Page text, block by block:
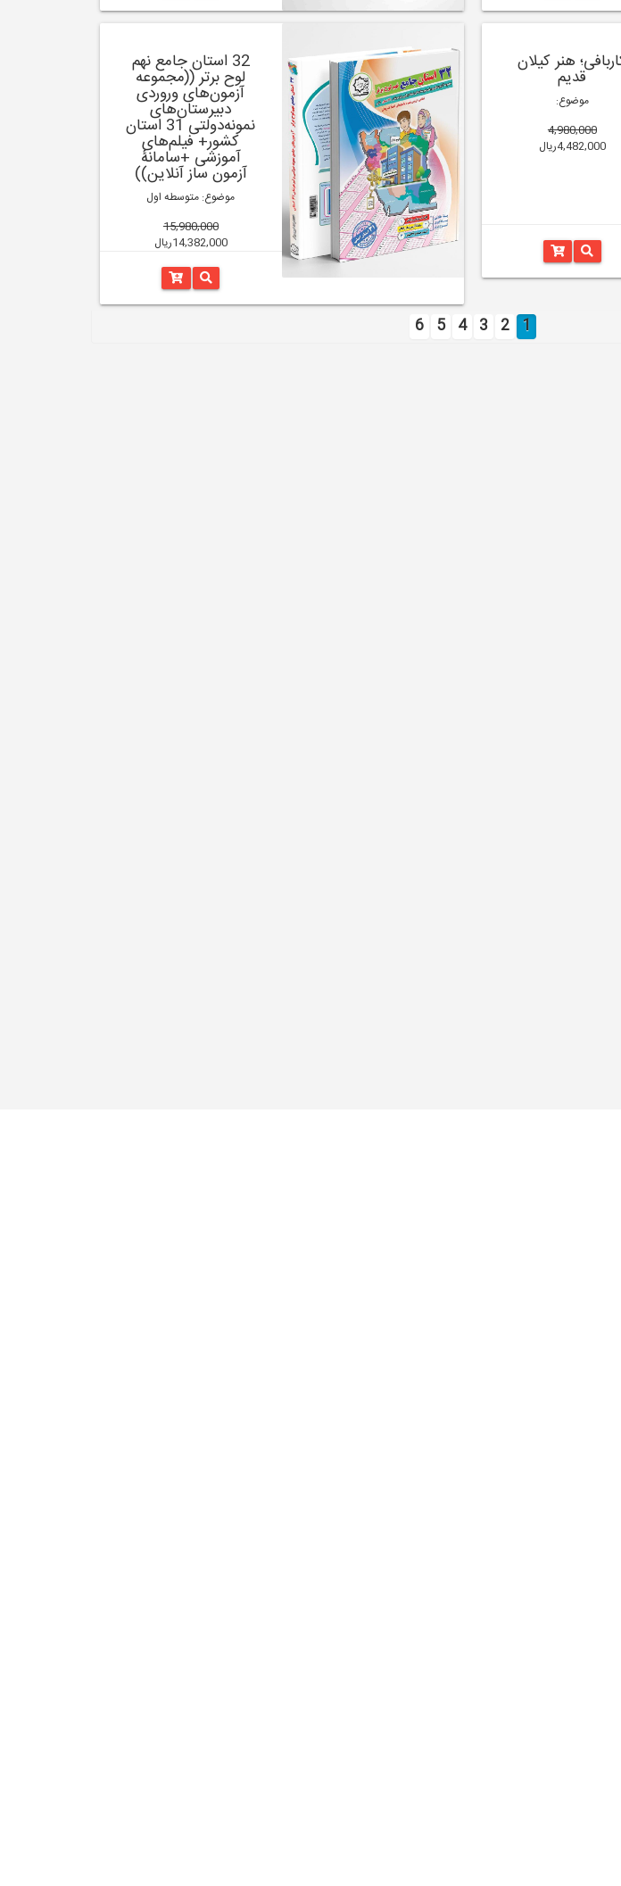
هنر کیلان
قدیم
موضوع:
4,980,000
4,482,000ریال
32 استان جامع نهم
لوح برتر ((مجموعه
آزمون‌های وروردی
دبیرستان‌های
نمونه‌دولتی 31 استان
کشور+ فیلم‌های
آموزشی +سامانۀ
آزمون ساز آنلاین))
موضوع: متوسطه اول
15,980,000
14,382,000ریال
1
2
3
4
5
6